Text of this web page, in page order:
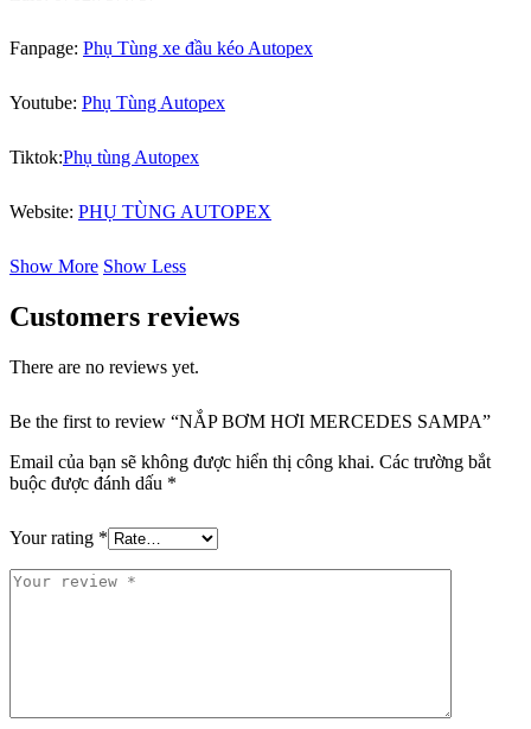
Fanpage: Phụ Tùng xe đầu kéo Autopex
Youtube: Phụ Tùng Autopex
Tiktok:Phụ tùng Autopex
Website: PHỤ TÙNG AUTOPEX
Show More Show Less
Customers reviews
There are no reviews yet.
Be the first to review “NẮP BƠM HƠI MERCEDES SAMPA”
Email của bạn sẽ không được hiển thị công khai. Các trường bắt
buộc được đánh dấu *
Your rating *